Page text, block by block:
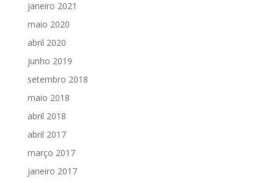
janeiro 2021
maio 2020
abril 2020
junho 2019
setembro 2018
maio 2018
abril 2018
abril 2017
março 2017
janeiro 2017